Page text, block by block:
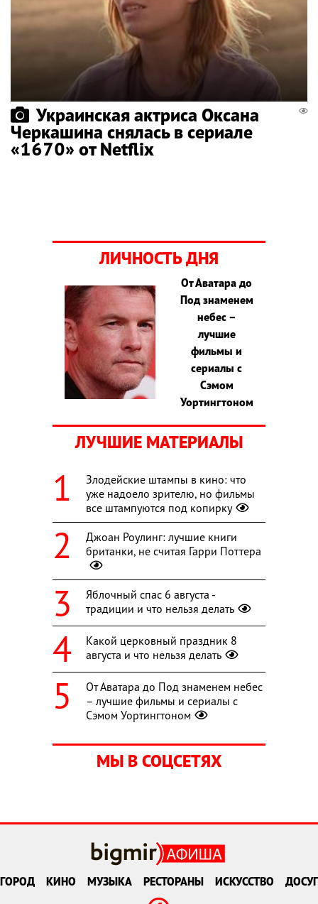
Украинская актриса Оксана
Черкашина снялась в сериале
«1670» от Netflix
ЛИЧНОСТЬ ДНЯ
От Аватара до
Под знаменем
небес –
лучшие
фильмы и
сериалы с
Сэмом
Уортингтоном
ЛУЧШИЕ МАТЕРИАЛЫ
Злодейские штампы в кино: что
уже надоело зрителю, но фильмы
все штампуются под копирку
Джоан Роулинг: лучшие книги
британки, не считая Гарри Поттера
Яблочный спас 6 августа -
традиции и что нельзя делать
Какой церковный праздник 8
августа и что нельзя делать
От Аватара до Под знаменем небес
– лучшие фильмы и сериалы с
Сэмом Уортингтоном
МЫ В СОЦСЕТЯХ
ГОРОД КИНО МУЗЫКА РЕСТОРАНЫ ИСКУССТВО ДОСУГ